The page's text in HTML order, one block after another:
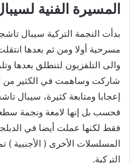
المسيرة الفنية
بدأت النجمة التركية سيبال
مسرحية أولا ومن ثم بعدها
والى التلفزيون لتنطلق بعدها
شاركت وساهمت في الكثير من
إعجابا ومتابعة كثيرة، سيبال
فحسب بل إنها لامعة ونجمة
فقط لكنها عملت أيضا في
المسلسلات الأخرى ( الأجنبية )
التركية.